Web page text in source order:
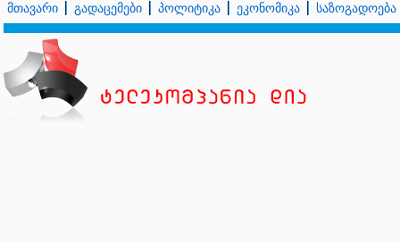
მთავარი გადაცემები პოლიტიკა ეკონომიკა საზოგადოება